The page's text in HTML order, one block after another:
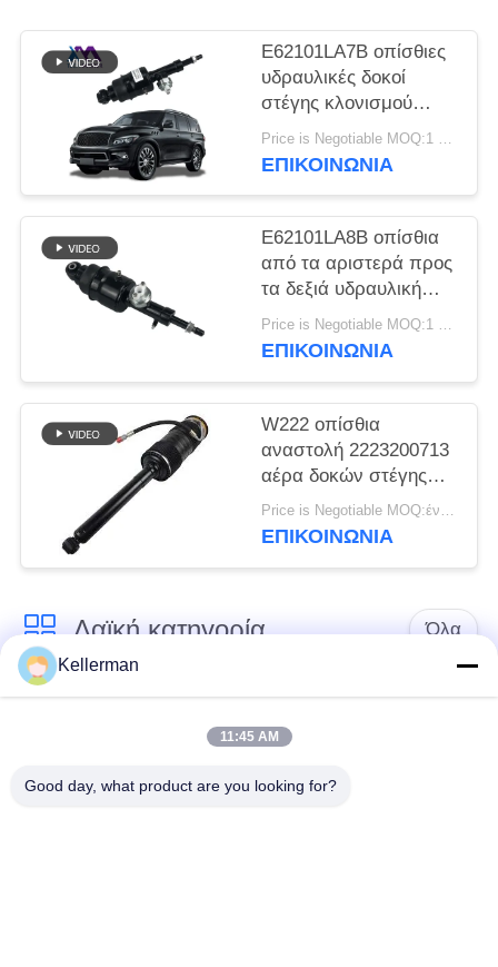
ΧΆΡΤΗΣ
ΙΣΤΌΤΟΠΟΥ
ΜΥΣΤΙΚΌΤΗΤΑ
ΠΟΛΙΤΙΚΉ
E62101LA7B οπίσθιες
υδραυλικές δοκοί
στέγης κλονισμού
Infiniti QX56 QX80
περιπόλου της Nissan
Price is Negotiable MOQ:1 PC
ΕΠΙΚΟΙΝΩΝΊΑ
E62101LA8B οπίσθια
από τα αριστερά προς
τα δεξιά υδραυλική
δοκός στέγης
κλονισμού για Infiniti
Price is Negotiable MOQ:1 PC
ΕΠΙΚΟΙΝΩΝΊΑ
W222 οπίσθια
αναστολή 2223200713
αέρα δοκών στέγης
απορροφητών
κλονισμού ABC
Price is Negotiable MOQ:ένα pc/pcs
ΕΠΙΚΟΙΝΩΝΊΑ
Λαϊκή κατηγορία Όλα
Κλονισμός
ελατήρια αναστολής
αέρα
Μέρη αναστολής
Μέρη αναστολής
Kellerman
11:45 AM
Good day, what product are you looking for?